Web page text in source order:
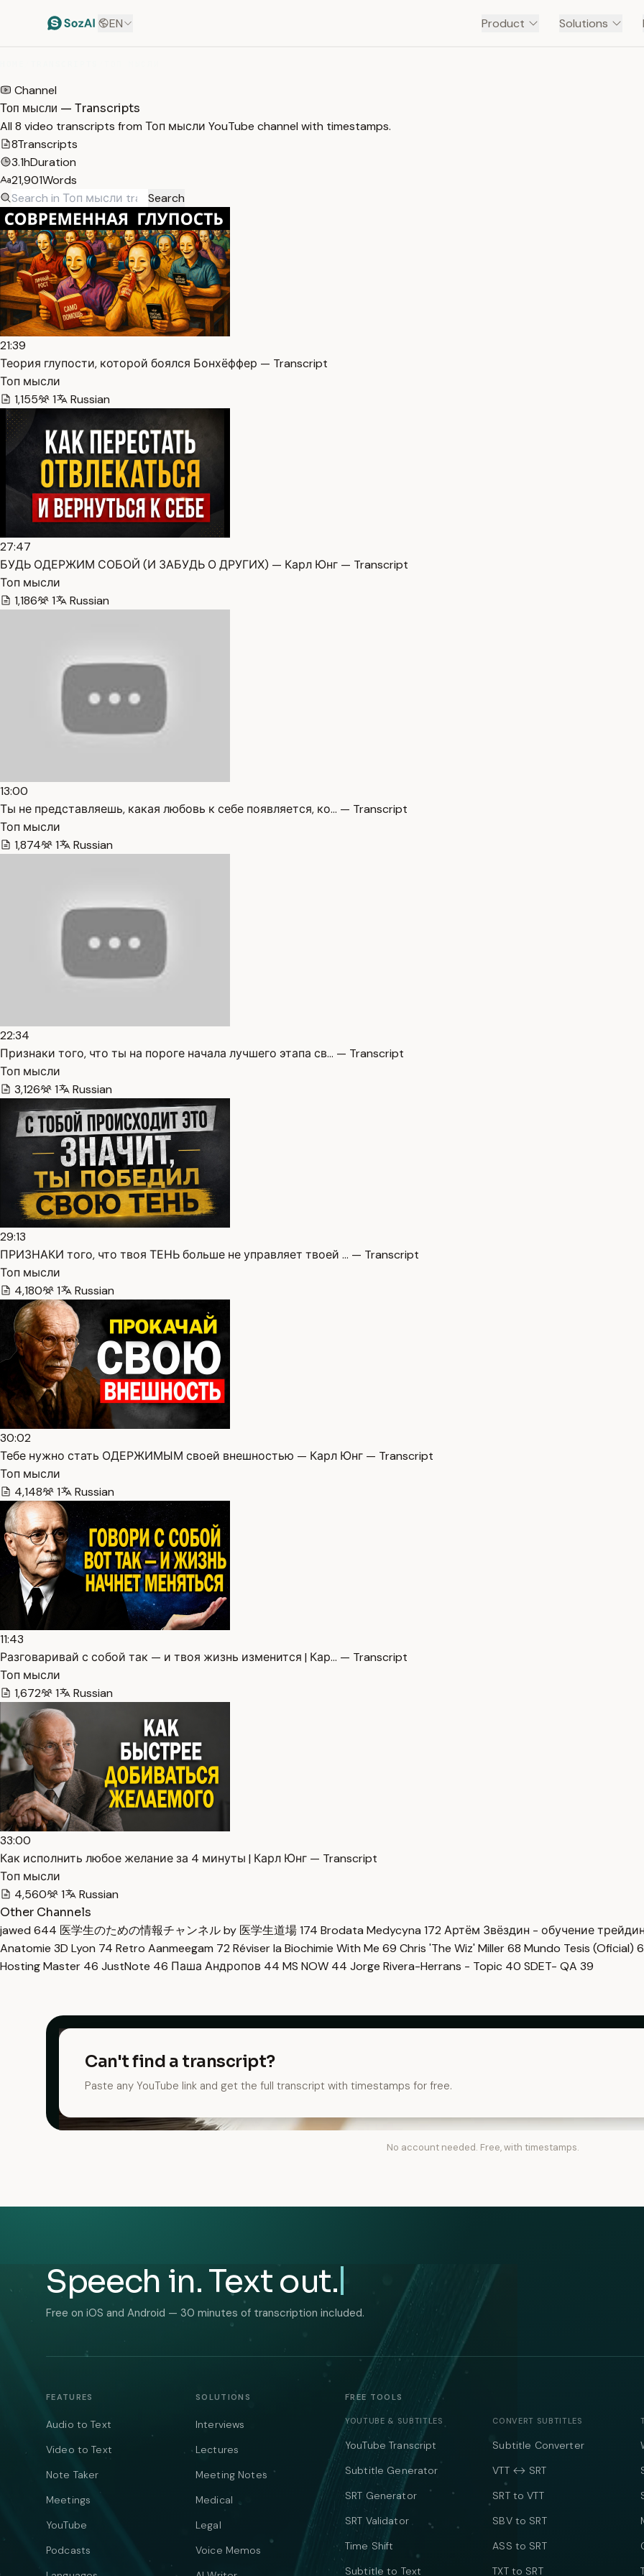
EN Product Solutions
Channel
Топ мысли — Transcripts
All 8 video transcripts from Топ мысли YouTube channel with timestamps.
8Transcripts
3.1hDuration
21,901Words
Search
21:39
Теория глупости, которой боялся Бонхёффер — Transcript
Топ мысли
1,155
1 Russian
27:47
БУДЬ ОДЕРЖИМ СОБОЙ (И ЗАБУДЬ О ДРУГИХ) — Карл Юнг — Transcript
Топ мысли
1,186
1 Russian
13:00
Ты не представляешь, какая любовь к себе появляется, ко… — Transcript
Топ мысли
1,874
1 Russian
22:34
Признаки того, что ты на пороге начала лучшего этапа св… — Transcript
Топ мысли
3,126
1 Russian
29:13
ПРИЗНАКИ того, что твоя ТЕНЬ больше не управляет твоей … — Transcript
Топ мысли
4,180
1 Russian
30:02
Тебе нужно стать ОДЕРЖИМЫМ своей внешностью — Карл Юнг — Transcript
Топ мысли
4,148
1 Russian
11:43
Разговаривай с собой так — и твоя жизнь изменится | Кар… — Transcript
Топ мысли
1,672
1 Russian
33:00
Как исполнить любое желание за 4 минуты | Карл Юнг — Transcript
Топ мысли
4,560
1
Russian
Other Channels
jawed 644 医学生のための情報チャンネル by 医学生道場174 Brodata Medycyna 172 Артём Звёздин - обучение
Anatomie 3D Lyon 74 Retro Aanmeegam 72 Réviser la Biochimie With Me 69 Chris 'The Wiz' Miller68 Mundo Tesis (Oficial)
Hosting Master 46 JustNote 46 Паша Андропов 44 MS NOW 44 Jorge Rivera-Herrans - Topic 40 SDET- QA 39
Can't find a transcript?
Paste any YouTube link and get the full transcript with timestamps for free.
No account needed. Free, with timestamps.
Speech in. Text out.
Free on iOS and Android — 30 minutes of transcription included.
FEATURES
Audio to Text
Video to Text
Note Taker
Meetings
YouTube
Podcasts
SOLUTIONS
Interviews
Lectures
Meeting Notes
Medical
Legal
Voice Memos
FREE TOOLS
YOUTUBE & SUBTITLES
YouTube Transcript
Subtitle Generator
SRT Generator
SRT Validator
Time Shift
Subtitle to Text
CONVERT SUBTITLES
Subtitle Converter
VTT ↔ SRT
SRT to VTT
SBV to SRT
ASS to SRT
TXT to SRT